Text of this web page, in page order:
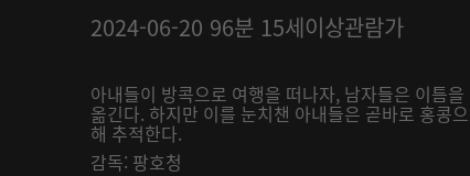
2024-06-20 96분 15세이상관람가
아내들이 방콕으로 여행을 떠나자, 남자들은 이틈
옮긴다. 하지만 이를 눈치챈 아내들은 곧바로 홍콩
해 추적한다.
감독: 팡호청